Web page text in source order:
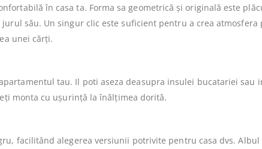
în casa ta. Forma sa geometrică și originală este
său. Un singur clic este suficient pentru a crea
unei cărți.
tau. Il poti aseza deasupra insulei bucatariei
monta cu ușurință la înălțimea dorită.
facilitând alegerea versiunii potrivite pentru casa dvs.